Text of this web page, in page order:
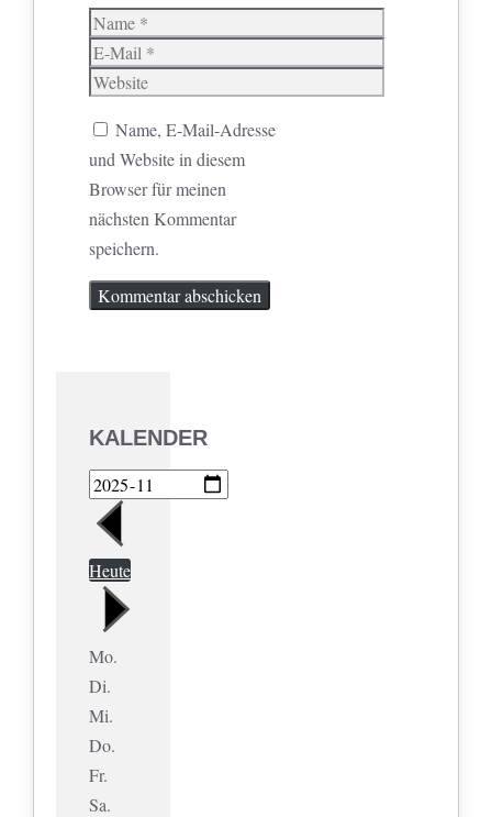
Name
E-
Mail
Website
Name, E-Mail-Adresse
und Website in diesem
Browser für meinen
nächsten Kommentar
speichern.
KALENDER
Heute
Mo.
Di.
Mi.
Do.
Fr.
Sa.